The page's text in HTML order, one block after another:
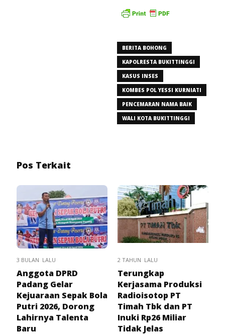
BERITA BOHONG
KAPOLRESTA BUKITTINGGI
KASUS INSES
KOMBES POL YESSI KURNIATI
PENCEMARAN NAMA BAIK
WALI KOTA BUKITTINGGI
Pos Terkait
3 BULAN LALU
Anggota DPRD
Padang Gelar
Kejuaraan Sepak Bola
Putri 2026, Dorong
Lahirnya Talenta
Baru
2 TAHUN LALU
Terungkap
Kerjasama Produksi
Radioisotop PT
Timah Tbk dan PT
Inuki Rp26 Miliar
Tidak Jelas